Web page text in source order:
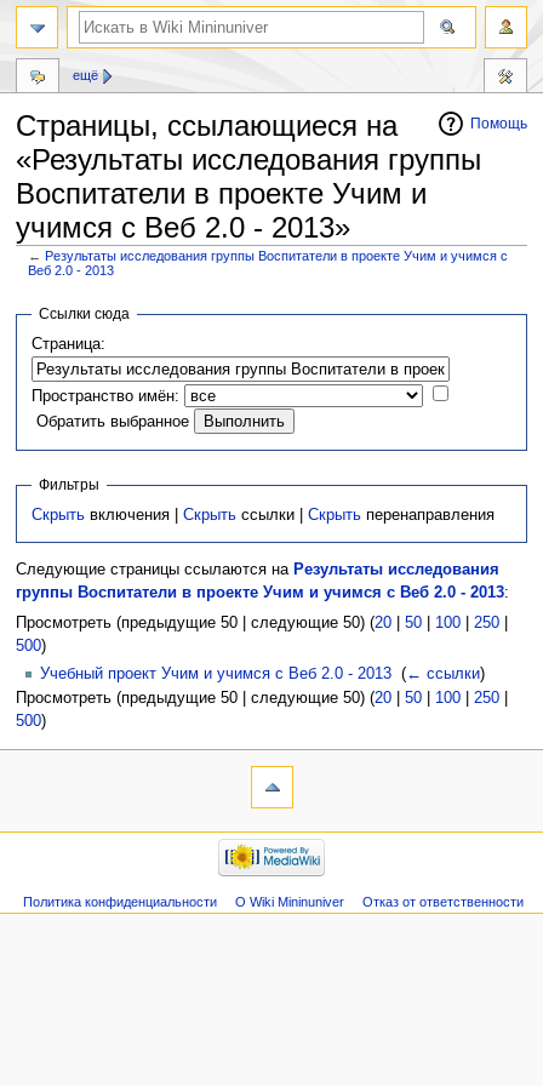
Помощь
Страницы, ссылающиеся на
«Результаты исследования группы
Воспитатели в проекте Учим и
учимся с Веб 2.0 - 2013»
← Результаты исследования группы Воспитатели в проекте Учим и учимся с
Веб 2.0 - 2013
Перейти
навигации
Перейти
поиску
Ссылки сюда
Страница:
Пространство имён:
Обратить выбранное
Фильтры
Скрыть включения |Скрыть ссылки |Скрыть перенаправления
Следующие страницы ссылаются на Результаты исследования
группы Воспитатели в проекте Учим и учимся с Веб 2.0 - 2013:
Просмотреть (предыдущие 50 | следующие 50) (20| 50| 100| 250|
500)
Учебный проект Учим и учимся с Веб 2.0 - 2013 (← ссылки)
Просмотреть (предыдущие 50 | следующие 50) (20| 50| 100| 250|
500)
ещё
Политика конфиденциальности О Wiki Mininuniver Отказ от ответственности